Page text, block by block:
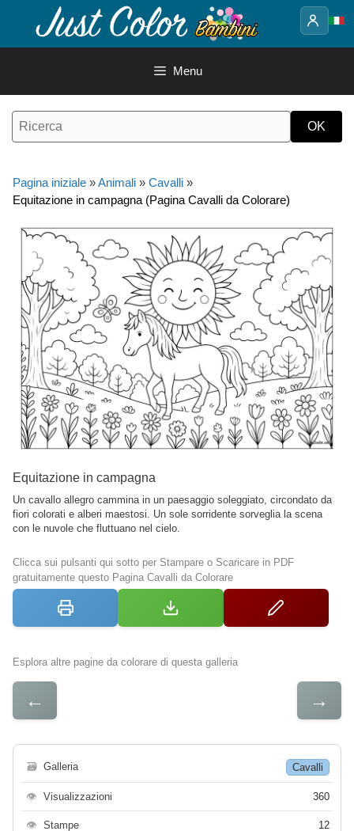
contenuto
Menu
Pagina iniziale »Animali » Cavalli »
Equitazione in campagna (Pagina Cavalli da Colorare)
Equitazione in campagna
Un cavallo allegro cammina in un paesaggio soleggiato, circondato da
fiori colorati e alberi maestosi. Un sole sorridente sorveglia la scena
con le nuvole che fluttuano nel cielo.
Clicca sui pulsanti qui sotto per Stampare o Scaricare in PDF
gratuitamente questo Pagina Cavalli da Colorare
Esplora altre pagine da colorare di questa galleria
← →
🗃 Galleria Cavalli
👁 Visualizzazioni 360
👁 Stampe 12